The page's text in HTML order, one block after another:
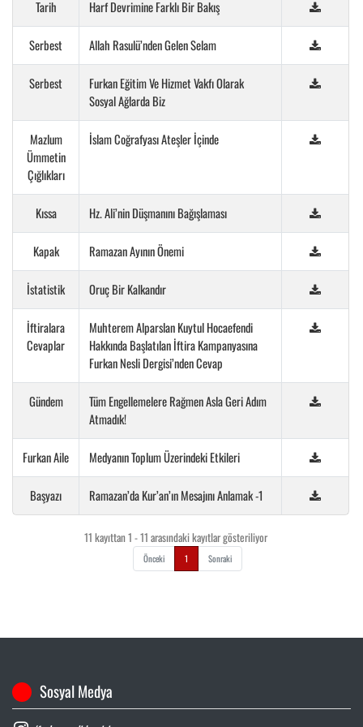
Tarih Harf Devrimine Farklı Bir Bakış
Serbest Allah Rasulü’nden Gelen Selam
Serbest
Furkan Eğitim Ve Hizmet Vakfı Olarak
Sosyal Ağlarda Biz
Mazlum
Ümmetin
Çığlıkları
İslam Coğrafyası Ateşler İçinde
Kıssa Hz. Ali’nin Düşmanını Bağışlaması
Kapak Ramazan Ayının Önemi
İstatistik Oruç Bir Kalkandır
İftiralara
Cevaplar
Muhterem Alparslan Kuytul Hocaefendi
Hakkında Başlatılan İftira Kampanyasına
Furkan Nesli Dergisi’nden Cevap
Gündem
Tüm Engellemelere Rağmen Asla Geri Adım
Atmadık!
Furkan Aile Medyanın Toplum Üzerindeki Etkileri
Başyazı Ramazan’da Kur’an’ın Mesajını Anlamak -1
11 kayıttan 1 - 11 arasındaki kayıtlar gösteriliyor
Önceki 1 Sonraki
Sosyal Medya